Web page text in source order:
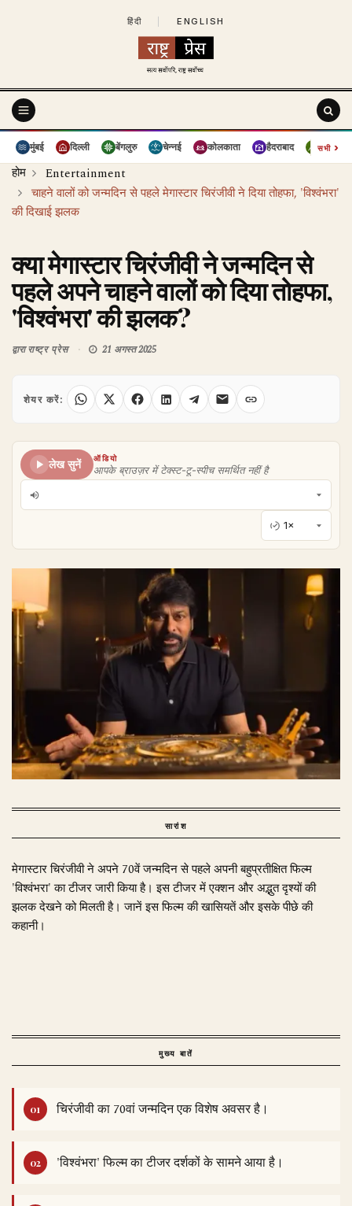
हिंदी ENGLISH
मुंबई दिल्ली बेंगलुरु चेन्नई कोलकाता हैदराबाद पुणे
सभी›
होम
Entertainment
चाहने वालों को जन्मदिन से पहले मेगास्टार चिरंजीवी ने दिया तोहफा, 'विश्वंभरा'
की दिखाई झलक
क्या मेगास्टार चिरंजीवी ने जन्मदिन से
पहले अपने चाहने वालों को दिया तोहफा,
'विश्वंभरा' की झलक?
द्वाराराष्ट्र प्रेस 21 अगस्त 2025
शेयर करें:
लेख सुनें
ऑडियो
आपके ब्राउज़र में टेक्स्ट-टू-स्पीच समर्थित नहीं है
सारांश
मेगास्टार चिरंजीवी ने अपने 70वें जन्मदिन से पहले अपनी बहुप्रतीक्षित फिल्म
'विश्वंभरा' का टीजर जारी किया है। इस टीजर में एक्शन और अद्भुत दृश्यों की
झलक देखने को मिलती है। जानें इस फिल्म की खासियतें और इसके पीछे की
कहानी।
मुख्य बातें
चिरंजीवी का 70वां जन्मदिन एक विशेष अवसर है।
'विश्वंभरा' फिल्म का टीजर दर्शकों के सामने आया है।